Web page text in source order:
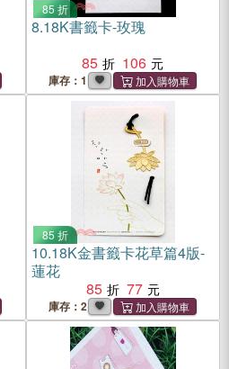
85 折
8.18K書籤卡-玫瑰
85
106
庫存：1
85 折
10.18K金書籤卡花草篇4版-
蓮花
85
77
庫存：2